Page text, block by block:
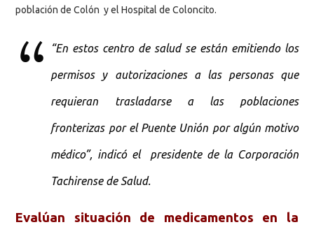
población de Colón y el Hospital de Coloncito.
“En estos centro de salud se están emitiendo los
permisos y autorizaciones a las personas que
requieran trasladarse a las poblaciones
fronterizas por el Puente Unión por algún motivo
médico”, indicó el presidente de la Corporación
Tachirense de Salud.
Evalúan situación de medicamentos en la